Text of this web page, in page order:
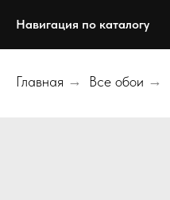
Навигация по каталогу
Главная → Все обои →